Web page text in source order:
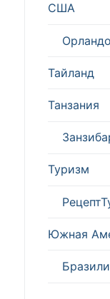
США
Орландо
Тайланд
Танзания
Туризм
Южная